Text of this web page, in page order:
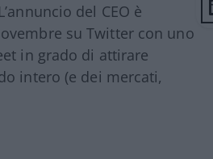
del CEO è
su Twitter con uno
in grado di attirare
intero (e dei mercati,